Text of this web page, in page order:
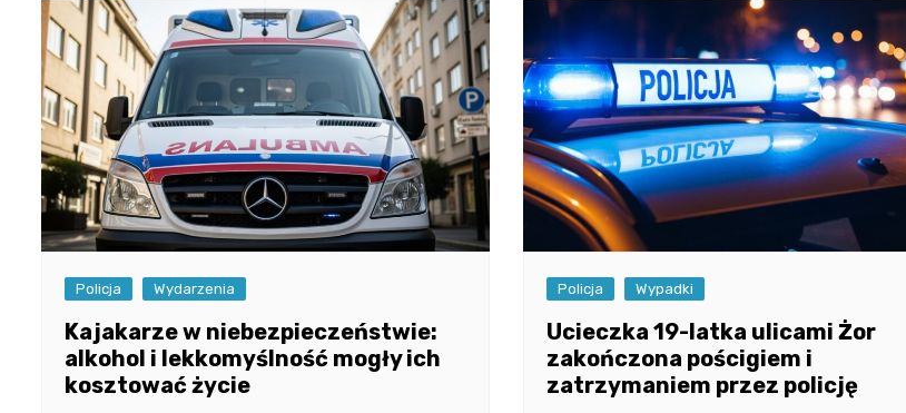
Policja Wydarzenia
Kajakarze w niebezpieczeństwie:
alkohol i lekkomyślność mogły ich
kosztować życie
Policja Wypadki
Ucieczka 19-latka ulicami Żor
zakończona pościgiem i
zatrzymaniem przez policję